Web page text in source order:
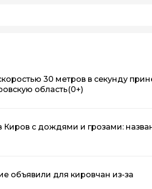
30 метров в секунду
область(0+)
Киров с дождями и грозами:
объявили для кировчан из-за